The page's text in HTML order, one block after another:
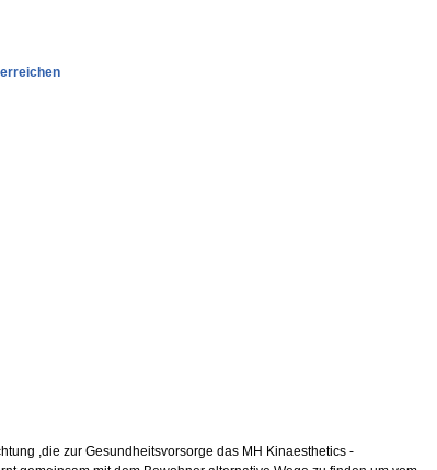
,die zur Gesundheitsvorsorge das MH Kinaesthetics -